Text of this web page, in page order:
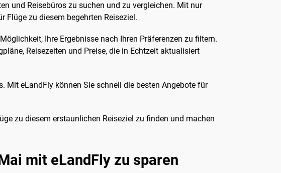
und Reisebüros zu suchen und zu vergleichen. Mit nur
Flüge zu diesem begehrten Reiseziel.
Ihre Ergebnisse nach Ihren Präferenzen zu filtern.
Reisezeiten und Preise, die in Echtzeit aktualisiert
Mit eLandFly können Sie schnell die besten Angebote für
zu diesem erstaunlichen Reiseziel zu finden und machen
mit eLandFly zu sparen